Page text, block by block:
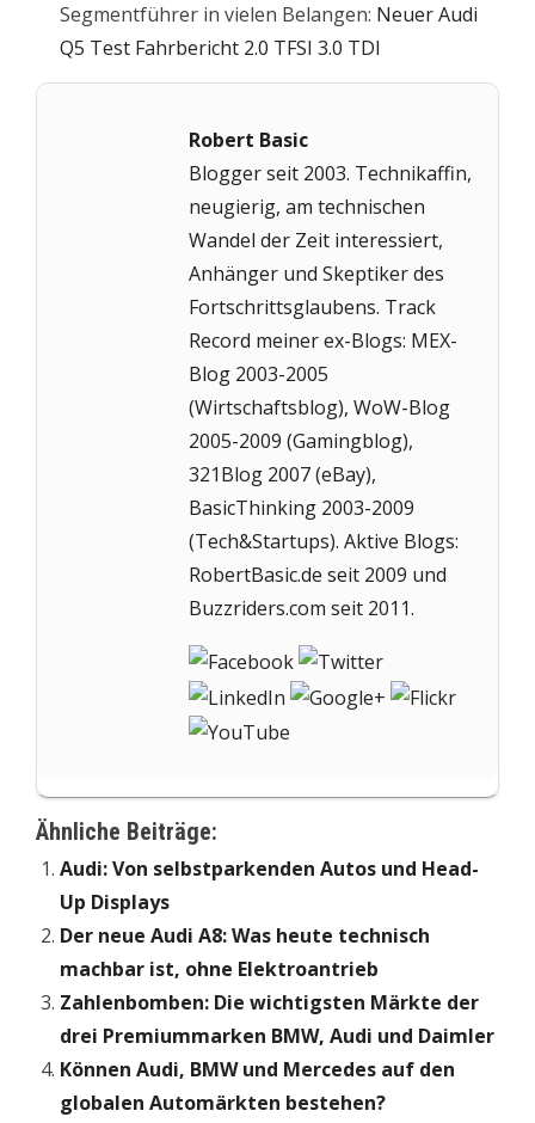
Segmentführer in vielen Belangen: Neuer Audi
Q5 Test Fahrbericht 2.0 TFSI 3.0 TDI
Robert Basic
Blogger seit 2003. Technikaffin,
neugierig, am technischen
Wandel der Zeit interessiert,
Anhänger und Skeptiker des
Fortschrittsglaubens. Track
Record meiner ex-Blogs: MEX-
Blog 2003-2005
(Wirtschaftsblog), WoW-Blog
2005-2009 (Gamingblog),
321Blog 2007 (eBay),
BasicThinking 2003-2009
(Tech&Startups). Aktive Blogs:
RobertBasic.de seit 2009 und
Buzzriders.com seit 2011.
Ähnliche Beiträge:
Audi: Von selbstparkenden Autos und Head-
Up Displays
Der neue Audi A8: Was heute technisch
machbar ist, ohne Elektroantrieb
Zahlenbomben: Die wichtigsten Märkte der
drei Premiummarken BMW, Audi und Daimler
Können Audi, BMW und Mercedes auf den
globalen Automärkten bestehen?